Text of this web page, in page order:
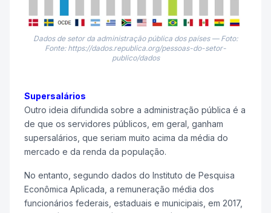
Dados de setor da administração pública dos países — Foto:
Fonte: https://dados.republica.org/pessoas-do-setor-
publico/dados
Supersalários
Outro ideia difundida sobre a administração pública é a
de que os servidores públicos, em geral, ganham
supersalários, que seriam muito acima da média do
mercado e da renda da população.
No entanto, segundo dados do Instituto de Pesquisa
Econômica Aplicada, a remuneração média dos
funcionários federais, estaduais e municipais, em 2017,